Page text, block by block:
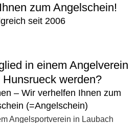
zum Angelschein!
seit 2006
in einem Angelverein
werden?
– Wir verhelfen Ihnen zum
(=Angelschein)
Angelsportverein in Laubach